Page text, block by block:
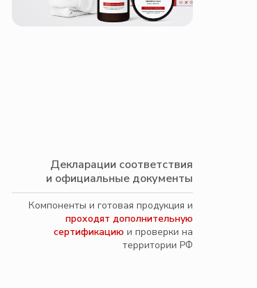
Декларации соответствия
и официальные документы
Компоненты и готовая продукция и
проходят дополнительную
сертификацию и проверки на
территории РФ